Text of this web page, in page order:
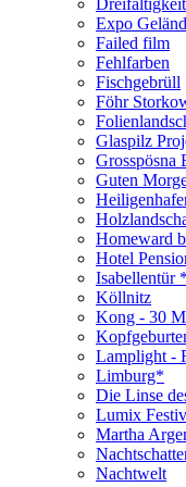
Expo
Failed film
Fehlfarben
Fischgebrüll
Föhr
Glaspilz
Grosspösna
Guten
Homeward
Hotel
Isabellentür *
Köllnitz
Kong - 30
Lamplight -
Limburg*
Die Linse
Lumix
Martha
Nachtwelt